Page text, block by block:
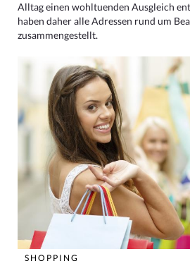
Alltag einen wohltuenden Ausgleich
haben daher alle Adressen rund um
zusammengestellt.
SHOPPING